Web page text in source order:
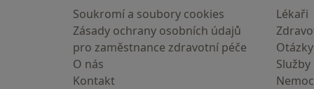
Soukromí a soubory cookies
Zásady ochrany osobních údajů
pro zaměstnance zdravotní péče
O nás
Kontakt
Lékaři
Služby